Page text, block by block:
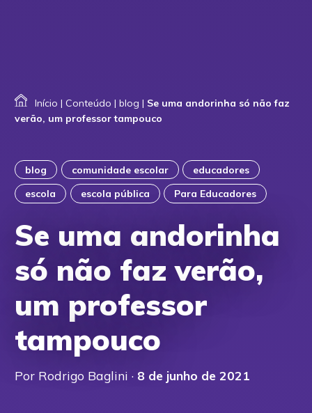
Início | Conteúdo | blog | Se uma andorinha só não faz
verão, um professor tampouco
blog comunidade escolar
educadores
escola
escola pública Para Educadores
Se uma andorinha
só não faz verão,
um professor
tampouco
Por Rodrigo Baglini · 8 de junho de 2021